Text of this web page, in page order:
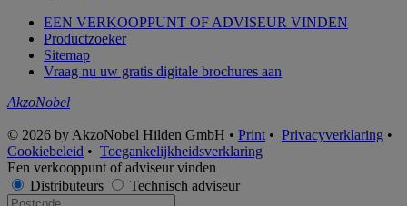
EEN VERKOOPPUNT OF ADVISEUR VINDEN
Productzoeker
Sitemap
Vraag nu uw gratis digitale brochures aan
AkzoNobel
© 2026 by AkzoNobel Hilden GmbH • Print • Privacyverklaring •
Cookiebeleid • Toegankelijkheidsverklaring
Een verkooppunt of adviseur vinden
Distributeurs
Technisch adviseur